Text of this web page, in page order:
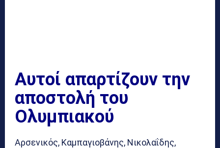
Αυτοί απαρτίζουν την
αποστολή του
Ολυμπιακού
Αρσενικός, Καμπαγιοβάνης, Νικολαΐδης,